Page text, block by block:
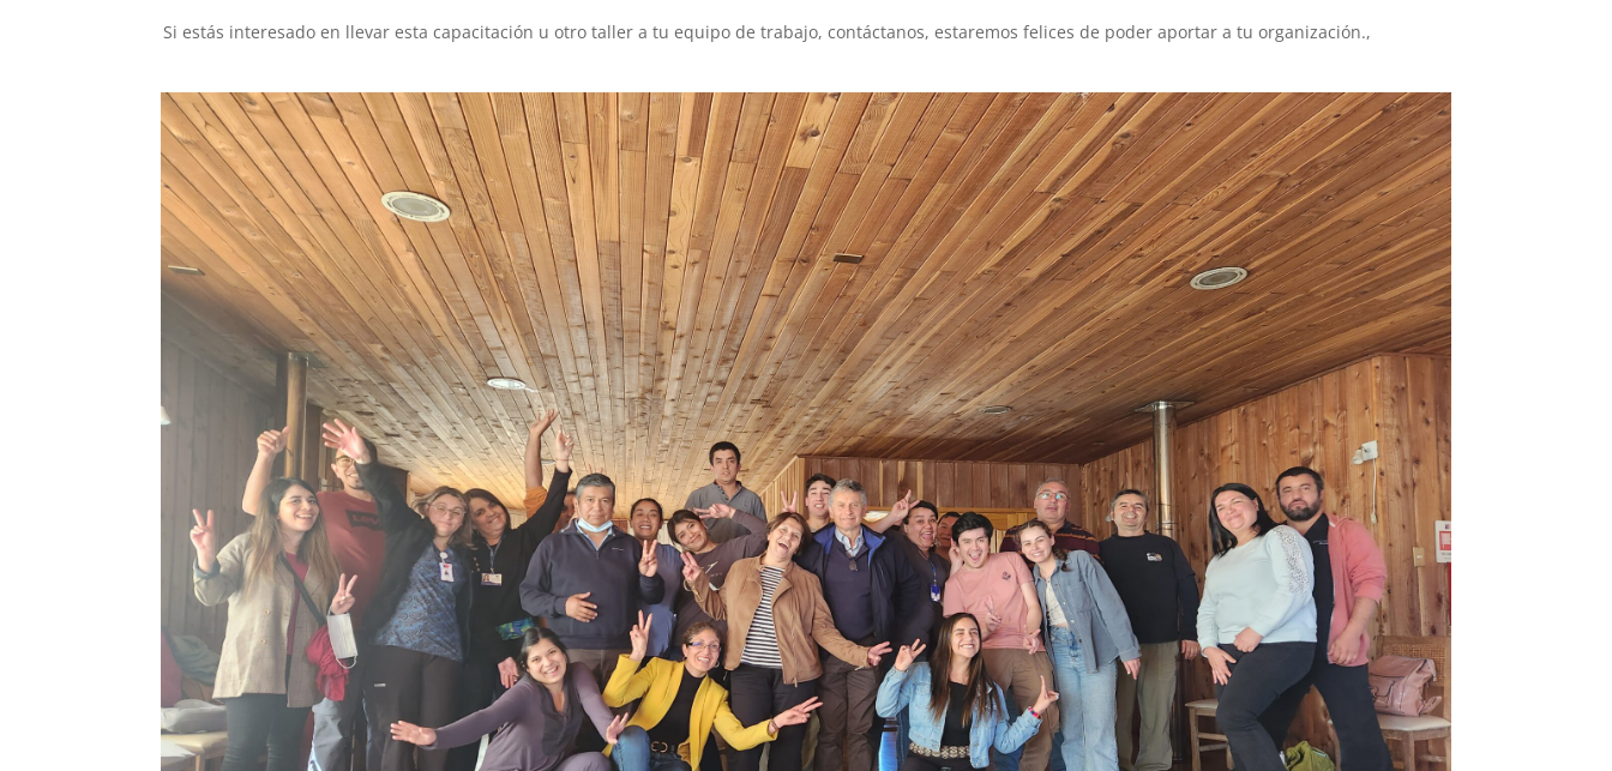
Si estás interesado en llevar esta capacitación u otro taller a tu equipo de trabajo, contáctanos, estaremos felices de poder aportar a tu organización.,